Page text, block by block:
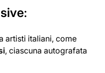
:
artisti italiani, come
, ciascuna autografata